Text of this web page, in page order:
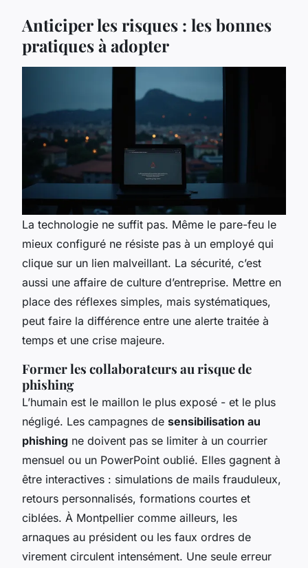
Anticiper les risques : les bonnes
pratiques à adopter
La technologie ne suffit pas. Même le pare-feu le
mieux configuré ne résiste pas à un employé qui
clique sur un lien malveillant. La sécurité, c’est
aussi une affaire de culture d’entreprise. Mettre en
place des réflexes simples, mais systématiques,
peut faire la différence entre une alerte traitée à
temps et une crise majeure.
Former les collaborateurs au risque de
phishing
L’humain est le maillon le plus exposé - et le plus
négligé. Les campagnes de sensibilisation au
phishing ne doivent pas se limiter à un courrier
mensuel ou un PowerPoint oublié. Elles gagnent à
être interactives : simulations de mails frauduleux,
retours personnalisés, formations courtes et
ciblées. À Montpellier comme ailleurs, les
arnaques au président ou les faux ordres de
virement circulent intensément. Une seule erreur